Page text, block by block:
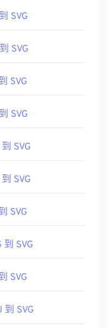
Book-Format
SVG Kit
换 SVG 文件。要
例如 SVG 转
4120603
SVG
SVG
SVG
SVG
SVG
SVG
SVG
到 SVG
SVG
到 SVG